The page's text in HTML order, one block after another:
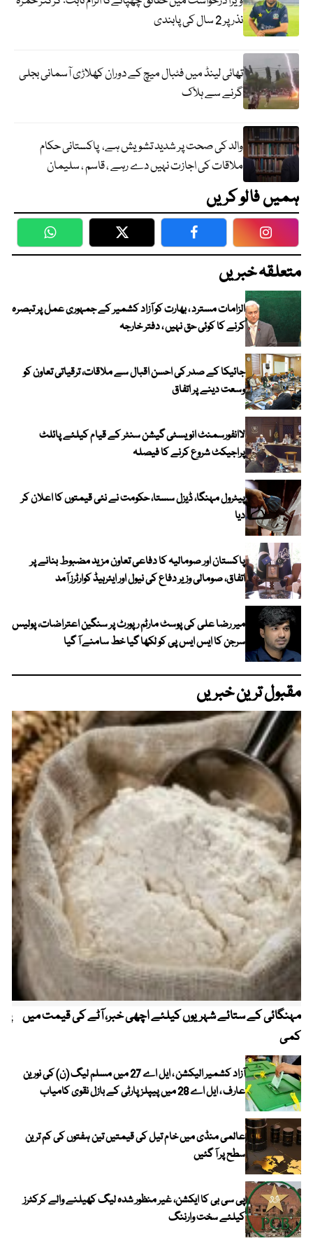
نذر پر 2 سال کی پابندی
تھائی لینڈ میں فٹبال میچ کے دوران کھلاڑی آسمانی بجلی
گرنے سے ہلاک
والد کی صحت پر شدید تشویش ہے، پاکستانی حکام
ملاقات کی اجازت نہیں دے رہے ، قاسم ، سلیمان
ہمیں فالو کریں
WhatsApp Twitter Facebook
متعلقہ خبریں
الزامات مسترد ، بھارت کو آزاد کشمیر کے جمہوری عمل پر تبصرہ
کرنے کا کوئی حق نہیں ، دفتر خارجہ
جائیکا کے صدر کی احسن اقبال سے ملاقات، ترقیاتی تعاون کو
وسعت دینے پر اتفاق
لاانفورسمنٹ انویسٹی گیشن سنٹر کے قیام کیلئے پائلٹ
پراجیکٹ شروع کرنے کا فیصلہ
پیٹرول مہنگا، ڈیزل سستا، حکومت نے نئی قیمتوں کا اعلان کر
دیا
پاکستان اور صومالیہ کا دفاعی تعاون مزید مضبوط بنانے پر
اتفاق، صومالی وزیر دفاع کی نیول اور ایئرہیڈ کوارٹرز آمد
میر رضا علی کی پوسٹ مارٹم رپورٹ پر سنگین اعتراضات، پولیس
سرجن کا ایس ایس پی کو لکھا گیا خط سامنے آ گیا
مقبول ترین خبریں
مہنگائی کے ستائے شہریوں کیلئے اچھی خبر، آٹے کی قیمت میں
کمی
آزاد کشمیر الیکشن ، ایل اے 27 میں مسلم لیگ (ن) کی نورین
عارف ، ایل اے 28 میں پیپلز پارٹی کے بازل نقوی کامیاب
عالمی منڈی میں خام تیل کی قیمتیں تین ہفتوں کی کم ترین
سطح پر آ گئیں
پی سی بی کا ایکشن، غیر منظور شدہ لیگ کھیلنے والے کرکٹرز
کیلئے سخت وارننگ